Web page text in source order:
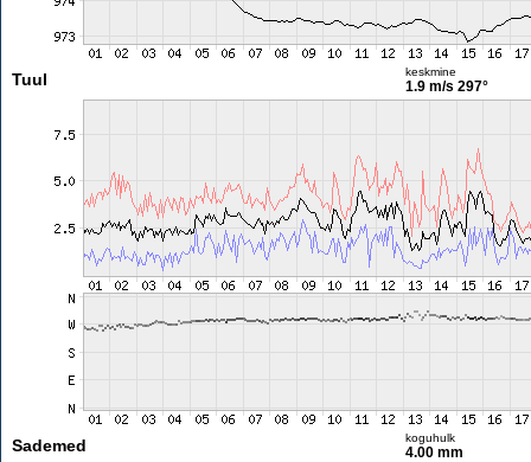
Tuul keskmine
1.9 m/s 297°
Sademed koguhulk
4.00 mm